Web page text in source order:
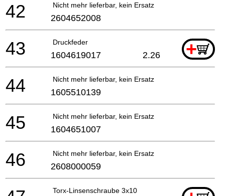
Nicht mehr lieferbar, kein Ersatz
42 2604652008
Druckfeder +
43 1604619017 2.26
Nicht mehr lieferbar, kein Ersatz
44 1605510139
Nicht mehr lieferbar, kein Ersatz
45 1604651007
Nicht mehr lieferbar, kein Ersatz
46 2608000059
Torx-Linsenschraube 3x10